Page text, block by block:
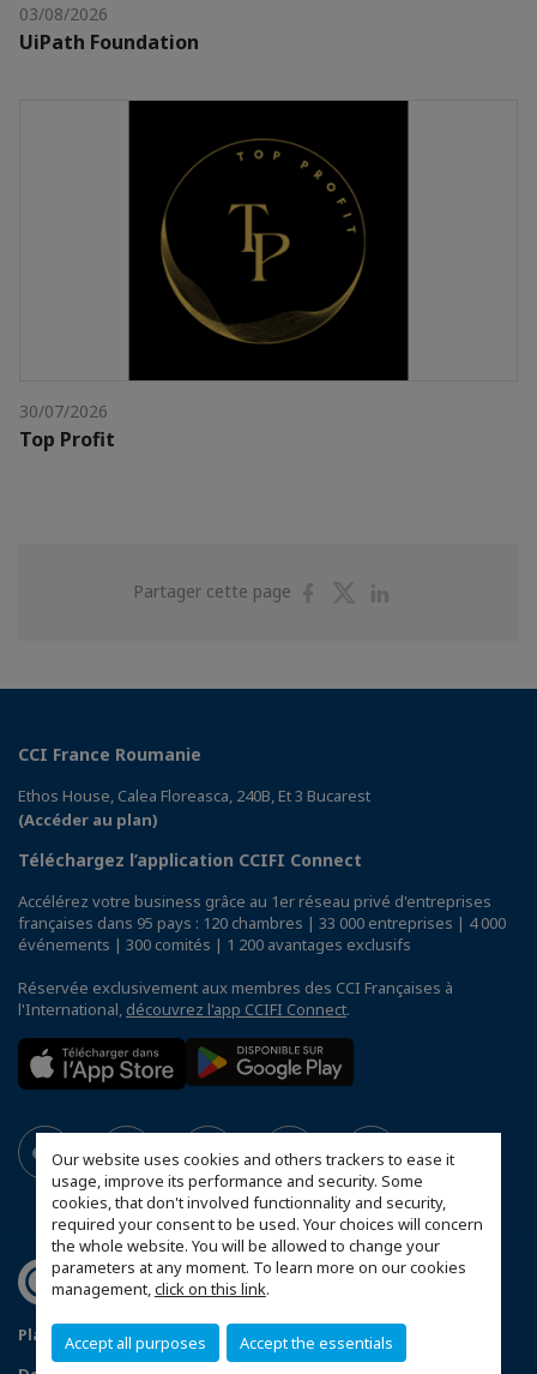
Our website uses cookies and others trackers to ease it
usage, improve its performance and security. Some
cookies, that don't involved functionnality and security,
required your consent to be used. Your choices will concern
the whole website. You will be allowed to change your
parameters at any moment. To learn more on our cookies
management,click on this link.
Accept all purposes Accept the essentials
03/08/2026
UiPath Foundation
30/07/2026
Top Profit
Partager cette page
PartagerPartager
CCI France Roumanie
Ethos House, Calea Floreasca, 240B, Et 3 Bucarest
(Accéder au plan)
Téléchargez l’application CCIFI Connect
Accélérez votre business grâce au 1er réseau privé d'entreprises
françaises dans 95 pays : 120 chambres | 33 000 entreprises | 4 000
événements | 300 comités | 1 200 avantages exclusifs
Réservée exclusivement aux membres des CCI Françaises à
l'International, découvrez l'app CCIFI Connect.
Plan du site Statut CCIFER
Mentions légales